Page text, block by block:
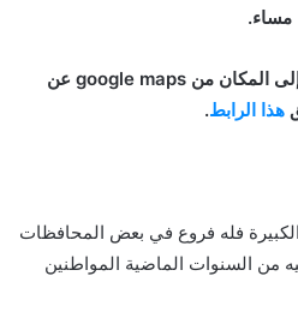
مساء.
اللوكيشن : يمكن الوصول إلى المكان من google maps عن
هذا الرابط.
فله فروع في بعض المحافظات
من السنوات الماضية المواطنين